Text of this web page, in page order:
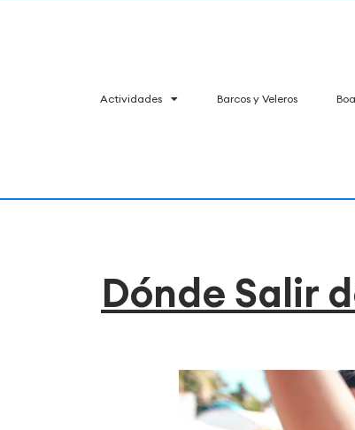
Actividades Barcos y Veleros
Dónde Salir